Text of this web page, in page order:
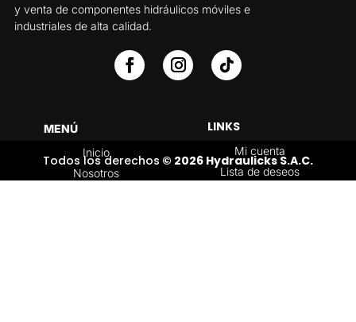
y venta de componentes hidráulicos móviles e
industriales de alta calidad.
MENÚ
Inicio
Nosotros
LINKS
Mi cuenta
Lista de deseos
Todos los derechos © 2026 Hydraulicks S.A.C.